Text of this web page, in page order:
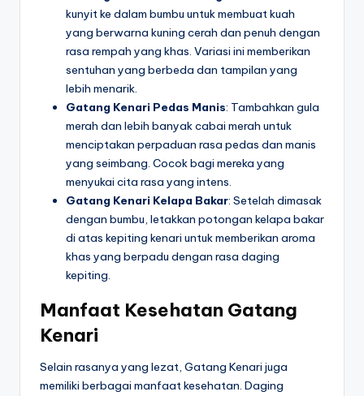
kunyit ke dalam bumbu untuk membuat kuah
yang berwarna kuning cerah dan penuh dengan
rasa rempah yang khas. Variasi ini memberikan
sentuhan yang berbeda dan tampilan yang
lebih menarik.
Gatang Kenari Pedas Manis: Tambahkan gula
merah dan lebih banyak cabai merah untuk
menciptakan perpaduan rasa pedas dan manis
yang seimbang. Cocok bagi mereka yang
menyukai cita rasa yang intens.
Gatang Kenari Kelapa Bakar: Setelah dimasak
dengan bumbu, letakkan potongan kelapa bakar
di atas kepiting kenari untuk memberikan aroma
khas yang berpadu dengan rasa daging
kepiting.
Manfaat Kesehatan Gatang
Kenari
Selain rasanya yang lezat, Gatang Kenari juga
memiliki berbagai manfaat kesehatan. Daging